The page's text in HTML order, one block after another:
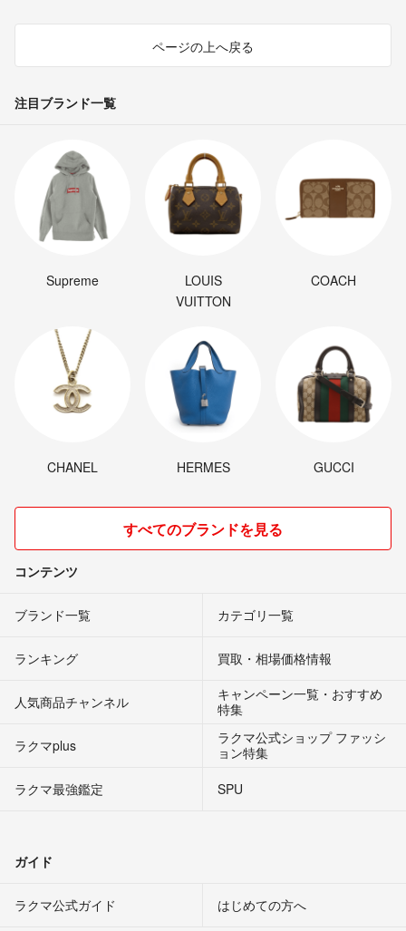
ページの上へ戻る
注目ブランド一覧
Supreme
LOUIS
VUITTON
COACH
CHANEL HERMES GUCCI
すべてのブランドを見る
コンテンツ
ブランド一覧 カテゴリ一覧
ランキング 買取・相場価格情報
人気商品チャンネル
キャンペーン一覧・おすすめ
特集
ラクマplus
ラクマ公式ショップ ファッシ
ョン特集
ラクマ最強鑑定
SPU
ガイド
ラクマ公式ガイド はじめての方へ